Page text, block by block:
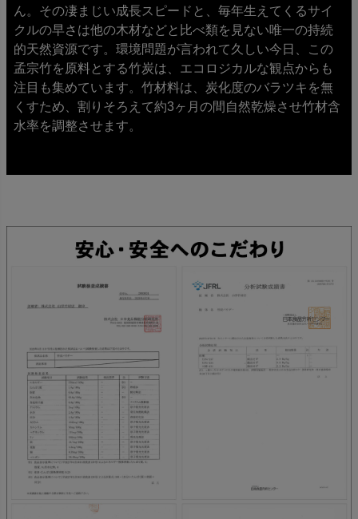
ん。その凄まじい成長スピードと、毎年生えてくるサイ
クルの早さは他の木材などと比べ類を見ない唯一の持続
的天然資源です。環境問題が言われて久しい今日、この
孟宗竹を原料とする竹炭は、エコロジカルな観点からも
注目も集めています。竹材料は、炭化度のバラツキを無
くすため、割りそろえて約3ヶ月の間自然乾燥させ竹材含
水率を調整させます。